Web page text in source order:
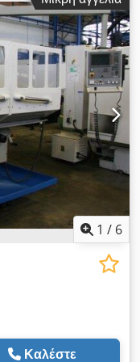
βίτσιο, τεχνική
ανά πάσα
A Azuo Aatsck
1 / 6
Καλέστε